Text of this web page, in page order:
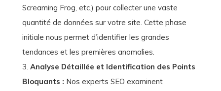
Screaming Frog, etc.) pour collecter une vaste
quantité de données sur votre site. Cette phase
initiale nous permet d’identifier les grandes
tendances et les premières anomalies.
Analyse Détaillée et Identification des Points
Bloquants : Nos experts SEO examinent